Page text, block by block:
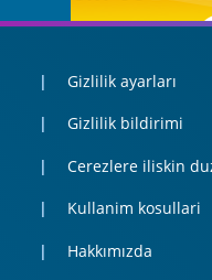
Gizlilik ayarları
Gizlilik bildirimi
Cerezlere iliskin
Kullanim kosullari
Hakkımızda